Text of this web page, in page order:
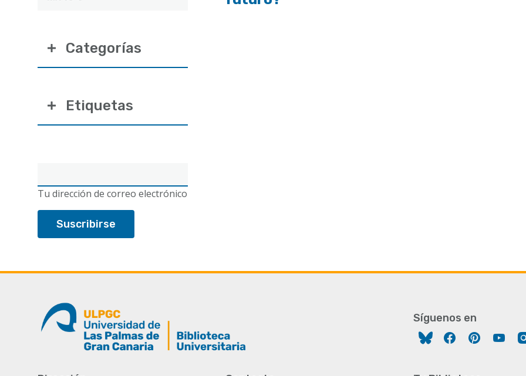
electrónico
Tu dirección de correo electrónico
Categorías
Etiquetas
Síguenos en
FacebookPinterest